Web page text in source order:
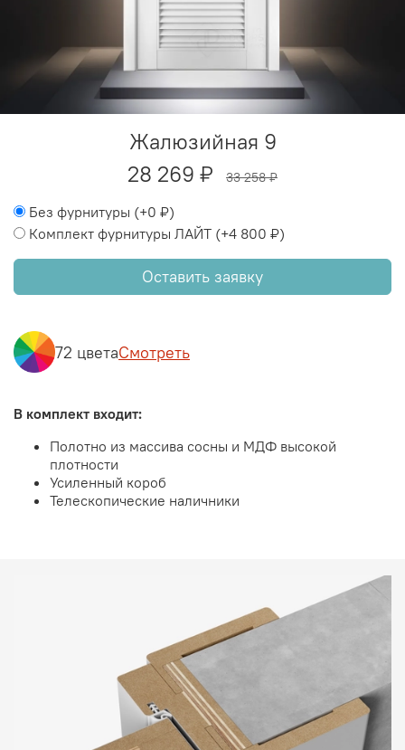
Жалюзийная 9
28 269 ₽
33 258 ₽
Без фурнитуры (+0 ₽)
Комплект фурнитуры ЛАЙТ (+4 800 ₽)
Оставить заявку
72 цветаСмотреть
В комплект входит:
Полотно из массива сосны и МДФ высокой
плотности
Усиленный короб
Телескопические наличники